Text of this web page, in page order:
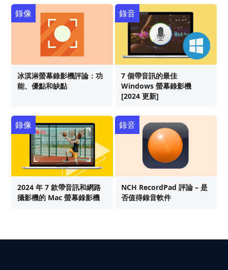
冰淇淋螢幕錄影機評論：功
能、優點和缺點
錄像
7 個帶音訊的最佳
Windows 螢幕錄影機
[2024 更新]
錄音
2024 年 7 款帶音訊和網路
攝影機的 Mac 螢幕錄影機
錄像
NCH RecordPad 評論 – 是
否值得錄音軟件
錄音